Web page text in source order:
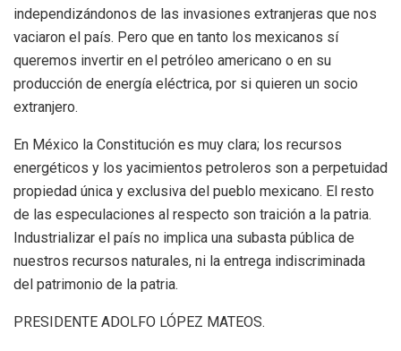
independizándonos de las invasiones extranjeras que nos
vaciaron el país. Pero que en tanto los mexicanos sí
queremos invertir en el petróleo americano o en su
producción de energía eléctrica, por si quieren un socio
extranjero.
En México la Constitución es muy clara; los recursos
energéticos y los yacimientos petroleros son a perpetuidad
propiedad única y exclusiva del pueblo mexicano. El resto
de las especulaciones al respecto son traición a la patria.
Industrializar el país no implica una subasta pública de
nuestros recursos naturales, ni la entrega indiscriminada
del patrimonio de la patria.
PRESIDENTE ADOLFO LÓPEZ MATEOS.